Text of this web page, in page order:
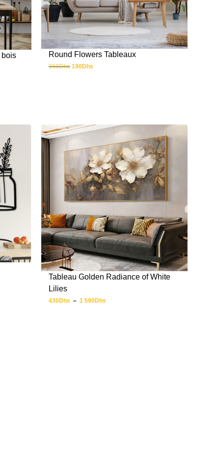
bois Round Flowers Tableaux
350Dhs 190Dhs
Tableau Golden Radiance of White
Lilies
430Dhs – 1 590Dhs